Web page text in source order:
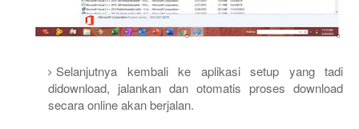
Selanjutnya kembali ke aplikasi setup yang tadi
didownload, jalankan dan otomatis proses download
secara online akan berjalan.